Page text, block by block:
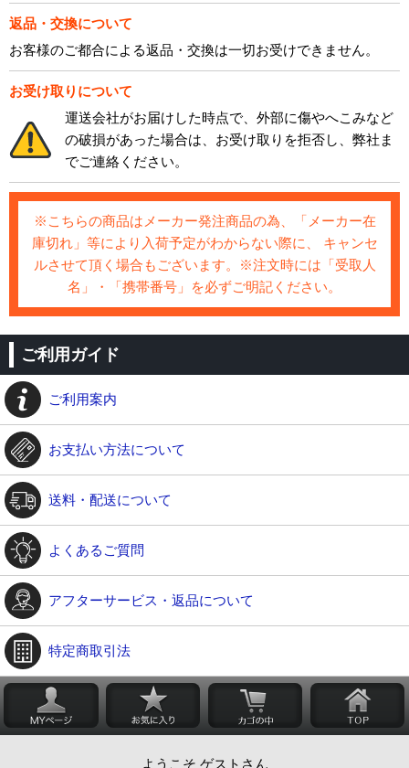
返品・交換について
お客様のご都合による返品・交換は一切お受けできません。
お受け取りについて
運送会社がお届けした時点で、外部に傷やへこみなど
の破損があった場合は、お受け取りを拒否し、弊社ま
でご連絡ください。
※こちらの商品はメーカー発注商品の為、「メーカー在
庫切れ」等により入荷予定がわからない際に、 キャンセ
ルさせて頂く場合もございます。※注文時には「受取人
名」・「携帯番号」を必ずご明記ください。
ご利用ガイド
ご利用案内
お支払い方法について
送料・配送について
よくあるご質問
アフターサービス・返品について
特定商取引法
ようこそ ゲストさん